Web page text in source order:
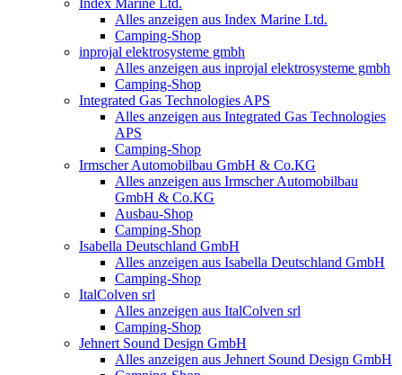
Index Marine Ltd.
Alles anzeigen aus Index Marine Ltd.
Camping-Shop
inprojal elektrosysteme gmbh
Alles anzeigen aus inprojal elektrosysteme gmbh
Camping-Shop
Integrated Gas Technologies APS
Alles anzeigen aus Integrated Gas Technologies
APS
Camping-Shop
Irmscher Automobilbau GmbH & Co.KG
Alles anzeigen aus Irmscher Automobilbau
GmbH & Co.KG
Ausbau-Shop
Camping-Shop
Isabella Deutschland GmbH
Alles anzeigen aus Isabella Deutschland GmbH
Camping-Shop
ItalColven srl
Alles anzeigen aus ItalColven srl
Camping-Shop
Jehnert Sound Design GmbH
Alles anzeigen aus Jehnert Sound Design GmbH